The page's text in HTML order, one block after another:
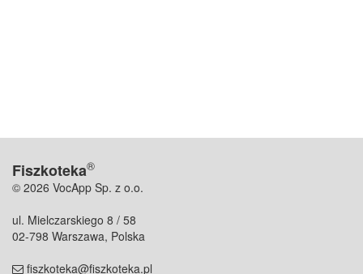
Fiszkoteka®
© 2026 VocApp Sp. z o.o.
ul. Mielczarskiego 8 / 58
02-798 Warszawa, Polska
fiszkoteka@fiszkoteka.pl